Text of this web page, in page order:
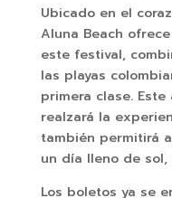
Ubicado en el
Aluna Beach
este festival,
las playas
primera clase.
realzará la
también permitirá
un día lleno de sol,
Los boletos ya se